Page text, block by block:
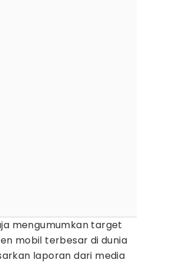
mengumumkan target
mobil terbesar di dunia
laporan dari media